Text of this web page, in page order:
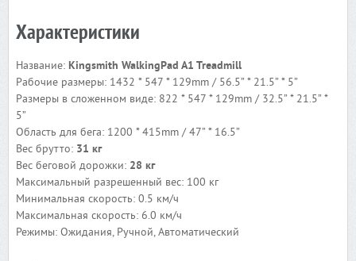
Характеристики
Название: Kingsmith WalkingPad A1 Treadmill
Рабочие размеры: 1432 * 547 * 129mm / 56.5” * 21.5” * 5”
Размеры в сложенном виде: 822 * 547 * 129mm / 32.5” * 21.5” *
5”
Область для бега: 1200 * 415mm / 47” * 16.5”
Вес брутто: 31 кг
Вес беговой дорожки:28 кг
Максимальный разрешенный вес: 100 кг
Минимальная скорость: 0.5 км/ч
Максимальная скорость: 6.0 км/ч
Режимы: Ожидания, Ручной, Автоматический